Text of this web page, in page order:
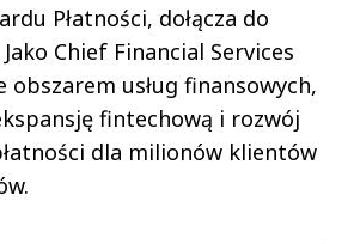
Płatności, dołącza do
Chief Financial Services
usług finansowych,
fintechową i rozwój
dla milionów klientów